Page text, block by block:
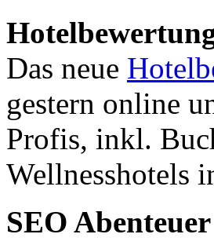
Das neue
gestern online
Profis, inkl.
Wellnesshotels
SEO